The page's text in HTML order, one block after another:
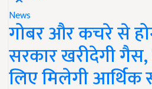
News
गोबर और कचरे से
सरकार खरीदेगी
लिए मिलेगी आर्थिक